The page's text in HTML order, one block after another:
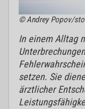
© Andrey Popov/
In einem Alltag
setzen. Sie
ärztlicher